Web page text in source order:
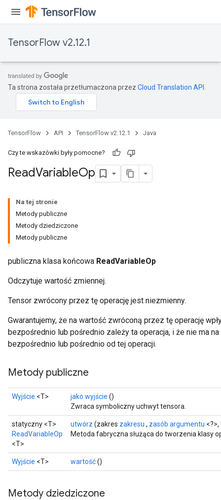
TensorFlow v2.12.1
Ta strona została przetłumaczona przez Cloud Translation API
TensorFlow API TensorFlow v2.12.1 Java
Czy te wskazówki były pomocne?
ReadVariableOp
Na tej stronie
Metody publiczne
Metody dziedziczone
Metody publiczne
publiczna klasa końcowa ReadVariableOp
Odczytuje wartość zmiennej.
Tensor zwrócony przez tę operację jest niezmienny.
Gwarantujemy, że na wartość zwróconą przez tę operację
bezpośrednio lub pośrednio zależy ta operacja, i że nie ma
bezpośrednio lub pośrednio od tej operacji.
Metody publiczne
Wyjście <T> jako wyjście ()
Zwraca symboliczny uchwyt tensora.
statyczny <T>
ReadVariableOp
<T>
utwórz (zakres zakresu , zasób argumentu
Metoda fabryczna służąca do tworzenia klasy
Wyjście <T> wartość()
Metody dziedziczone